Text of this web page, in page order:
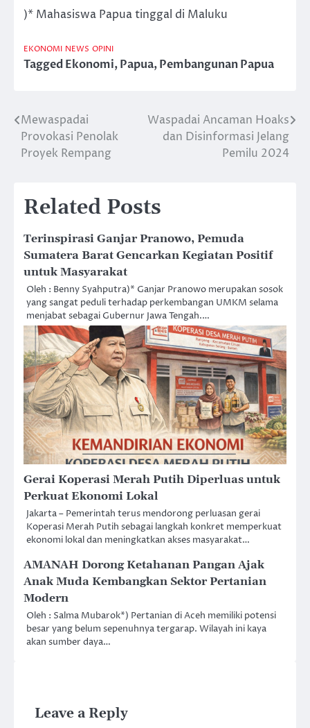
)* Mahasiswa Papua tinggal di Maluku
EKONOMI NEWS OPINI
TaggedEkonomi,Papua,Pembangunan Papua
Post
navigation
Mewaspadai
Provokasi Penolak
Proyek Rempang
Waspadai Ancaman Hoaks
dan Disinformasi Jelang
Pemilu 2024
Related Posts
Terinspirasi Ganjar Pranowo, Pemuda
Sumatera Barat Gencarkan Kegiatan Positif
untuk Masyarakat
Oleh : Benny Syahputra)* Ganjar Pranowo merupakan sosok
yang sangat peduli terhadap perkembangan UMKM selama
menjabat sebagai Gubernur Jawa Tengah.…
Gerai Koperasi Merah Putih Diperluas untuk
Perkuat Ekonomi Lokal
Jakarta – Pemerintah terus mendorong perluasan gerai
Koperasi Merah Putih sebagai langkah konkret memperkuat
ekonomi lokal dan meningkatkan akses masyarakat…
AMANAH Dorong Ketahanan Pangan Ajak
Anak Muda Kembangkan Sektor Pertanian
Modern
Oleh : Salma Mubarok*) Pertanian di Aceh memiliki potensi
besar yang belum sepenuhnya tergarap. Wilayah ini kaya
akan sumber daya…
Leave a Reply